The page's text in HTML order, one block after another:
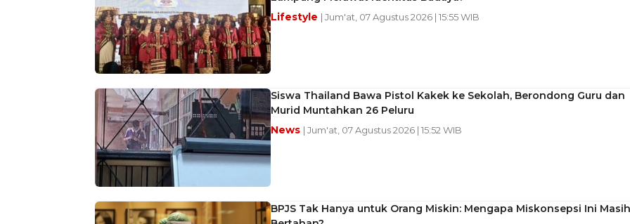
Lifestyle | Jum'at, 07 Agustus 2026 | 15:55 WIB
Siswa Thailand Bawa Pistol Kakek ke Sekolah, Berondong Guru dan
Murid Muntahkan 26 Peluru
News | Jum'at, 07 Agustus 2026 | 15:52 WIB
BPJS Tak Hanya untuk Orang Miskin: Mengapa Miskonsepsi Ini Masih